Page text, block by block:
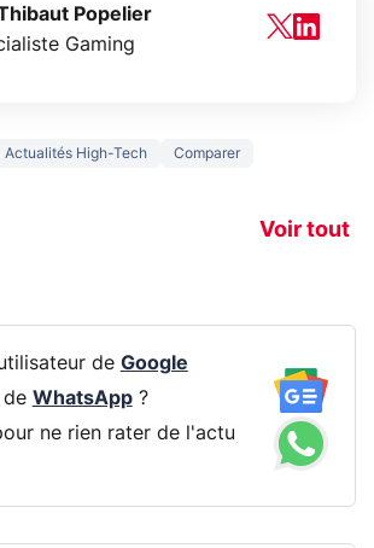
Popelier
Gaming
Actualités High-Tech Comparer
Voir tout
de
Xbox !
Ce que vous
navigation
de Google
WhatsApp?
ne rien rater de l'actu